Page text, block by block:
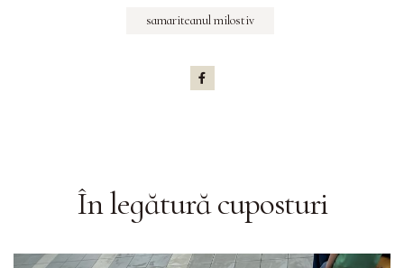
samariteanul milostiv
În legătură cuposturi